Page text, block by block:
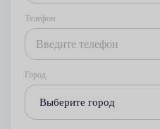
Телефон
Город
Выберите город